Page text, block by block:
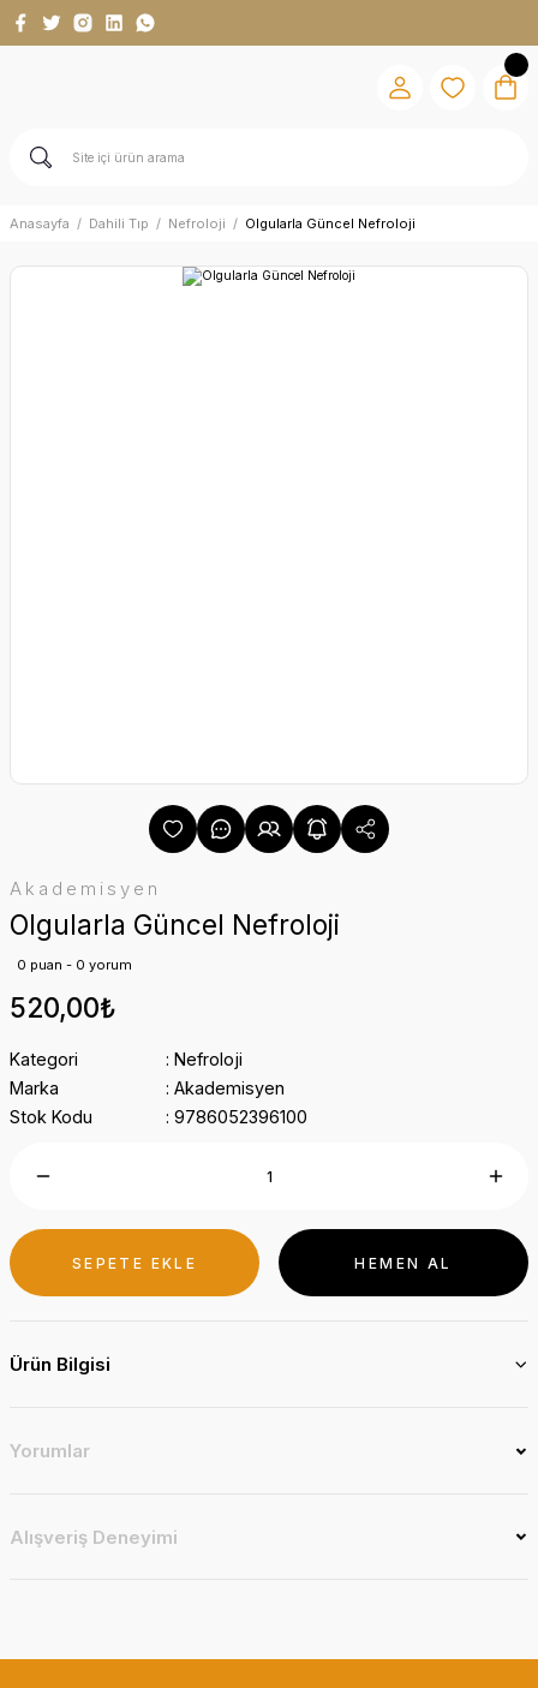
Anasayfa Dahili Tıp Nefroloji Olgularla Güncel Nefroloji
Akademisyen
Olgularla Güncel Nefroloji
0 puan - 0 yorum
520,00₺
Kategori
Nefroloji
Marka
Akademisyen
Stok Kodu
9786052396100
SEPETE EKLE HEMEN AL
Ürün Bilgisi
Yorumlar
Alışveriş Deneyimi